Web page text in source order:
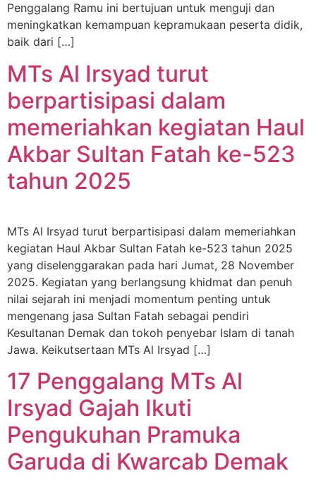
Penggalang Ramu ini bertujuan untuk menguji dan
meningkatkan kemampuan kepramukaan peserta didik,
baik dari […]
MTs Al Irsyad turut
berpartisipasi dalam
memeriahkan kegiatan Haul
Akbar Sultan Fatah ke-523
tahun 2025
MTs Al Irsyad turut berpartisipasi dalam memeriahkan
kegiatan Haul Akbar Sultan Fatah ke-523 tahun 2025
yang diselenggarakan pada hari Jumat, 28 November
2025. Kegiatan yang berlangsung khidmat dan penuh
nilai sejarah ini menjadi momentum penting untuk
mengenang jasa Sultan Fatah sebagai pendiri
Kesultanan Demak dan tokoh penyebar Islam di tanah
Jawa. Keikutsertaan MTs Al Irsyad […]
17 Penggalang MTs Al
Irsyad Gajah Ikuti
Pengukuhan Pramuka
Garuda di Kwarcab Demak